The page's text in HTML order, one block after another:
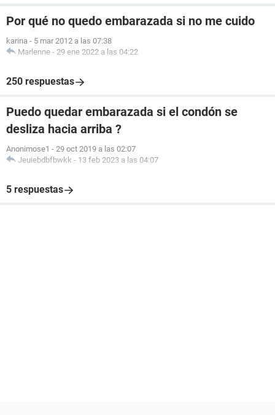
Por qué no quedo embarazada si no me cuido
karina - 5 mar 2012 a las 07:38
Marlenne - 29 ene 2022 a las 04:22
250 respuestas
Puedo quedar embarazada si el condón se
desliza hacia arriba ?
Anonimose1 - 29 oct 2019 a las 02:07
Jeuiebdbfbwkk - 13 feb 2023 a las 04:07
5 respuestas